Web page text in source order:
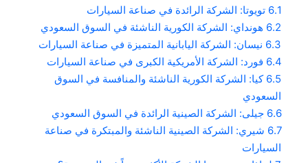
6.1 تويوتا: الشركة الرائدة في صناعة السيارات
6.2 هونداي: الشركة الكورية الناشئة في السوق السعودي
6.3 نيسان: الشركة اليابانية المتميزة في صناعة السيارات
6.4 فورد: الشركة الأمريكية الكبرى في صناعة السيارات
6.5 كيا: الشركة الكورية الناشئة والمنافسة في السوق
السعودي
6.6 جيلى: الشركة الصينية الرائدة في السوق السعودي
6.7 شيري: الشركة الصينية الناشئة والمبتكرة في صناعة
السيارات